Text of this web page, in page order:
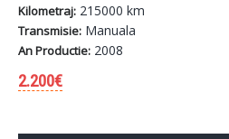
Kilometraj: 215000 km
Transmisie: Manuala
An Productie: 2008
2.200€